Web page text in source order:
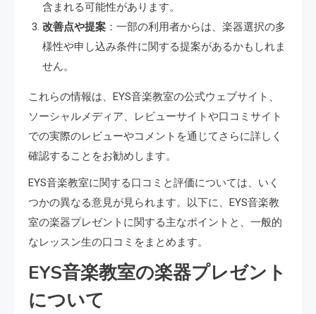
含まれる可能性があります。
改善点や提案 ：一部の利用者からは、楽器選択の多
様性や申し込み条件に関する提案があるかもしれま
せん。
これらの情報は、EYS音楽教室の公式ウェブサイト、
ソーシャルメディア、レビューサイトや口コミサイト
での実際のレビューやコメントを通じてさらに詳しく
確認することをお勧めします。
EYS音楽教室に関する口コミと評価については、いく
つかの異なる意見が見られます。以下に、EYS音楽教
室の楽器プレゼントに関する主なポイントと、一般的
なレッスン生の口コミをまとめます。
EYS音楽教室の楽器プレゼント
について